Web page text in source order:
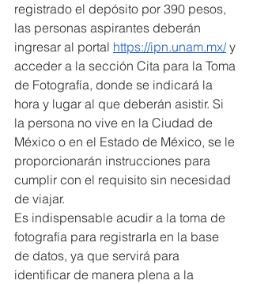
registrado el depósito por 390 pesos,
las personas aspirantes deberán
ingresar al portal https://ipn.unam.mx/ y
acceder a la sección Cita para la Toma
de Fotografía, donde se indicará la
hora y lugar al que deberán asistir. Si
la persona no vive en la Ciudad de
México o en el Estado de México, se le
proporcionarán instrucciones para
cumplir con el requisito sin necesidad
de viajar.
Es indispensable acudir a la toma de
fotografía para registrarla en la base
de datos, ya que servirá para
identificar de manera plena a la